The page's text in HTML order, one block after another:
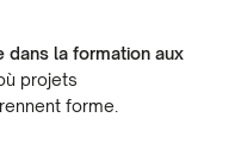
dans la formation aux
projets
forme.